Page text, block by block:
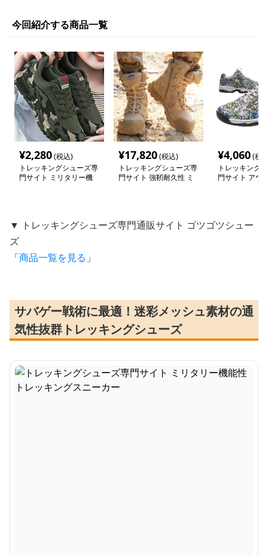
今回紹介する商品一覧
¥2,280(税込)
トレッキングシューズ専
門サイト ミリタリー機
¥17,820(税込)
トレッキングシューズ専
門サイト 強靭耐久性 ミ
¥4,060(税
トレッキング
門サイト アウ
▼ トレッキングシューズ専門通販サイト ゴツゴツシュー
ズ
「商品一覧を見る 」
サバゲー戦術に最適！迷彩メッシュ素材の通
気性抜群トレッキングシューズ